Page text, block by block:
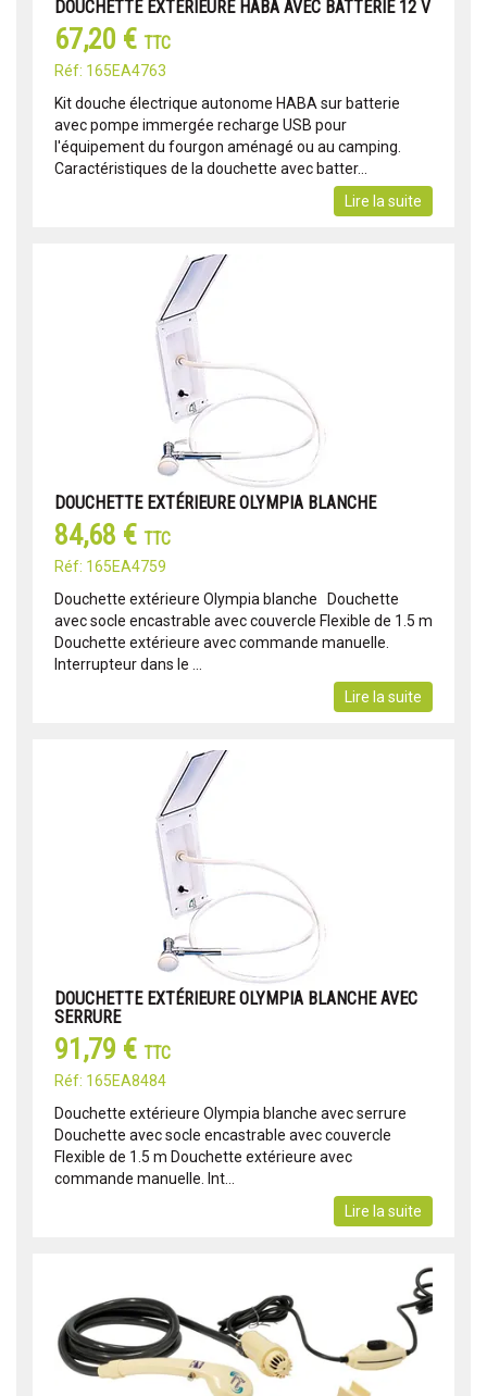
DOUCHETTE EXTÉRIEURE HABA AVEC BATTERIE 12 V
67,20 € TTC
Réf: 165EA4763
Kit douche électrique autonome HABA sur batterie
avec pompe immergée recharge USB pour
l'équipement du fourgon aménagé ou au camping.
Caractéristiques de la douchette avec batter...
Lire la suite
DOUCHETTE EXTÉRIEURE OLYMPIA BLANCHE
84,68 € TTC
Réf: 165EA4759
Douchette extérieure Olympia blanche Douchette
avec socle encastrable avec couvercle Flexible de 1.5 m
Douchette extérieure avec commande manuelle.
Interrupteur dans le ...
Lire la suite
DOUCHETTE EXTÉRIEURE OLYMPIA BLANCHE AVEC
SERRURE
91,79 € TTC
Réf: 165EA8484
Douchette extérieure Olympia blanche avec serrure
Douchette avec socle encastrable avec couvercle
Flexible de 1.5 m Douchette extérieure avec
commande manuelle. Int...
Lire la suite